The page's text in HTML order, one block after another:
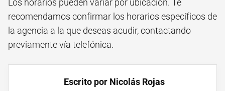
Los horarios pueden variar por ubicación. Te
recomendamos confirmar los horarios específicos de
la agencia a la que deseas acudir, contactando
previamente vía telefónica.
Escrito por Nicolás Rojas